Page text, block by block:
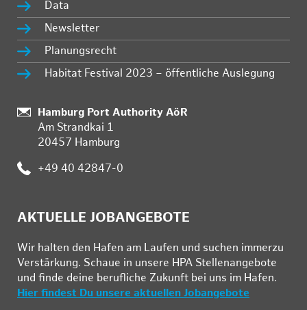
Data
Newsletter
Planungsrecht
Habitat Festival 2023 – öffentliche Auslegung
Standort:
Hamburg Port Authority AöR
Am Strandkai 1
20457 Hamburg
Telefon:
+49 40 42847-0
AKTUELLE JOBANGEBOTE
Wir hal­ten den Ha­fen am Lau­fen und su­chen im­mer­zu
Ver­stär­kung. Schau­e in un­se­re HPA Stel­len­an­ge­bo­te
und fin­de deine be­ruf­li­che Zu­kunft bei uns im Ha­fen.
Hier findest Du unsere aktuellen Jobangebote